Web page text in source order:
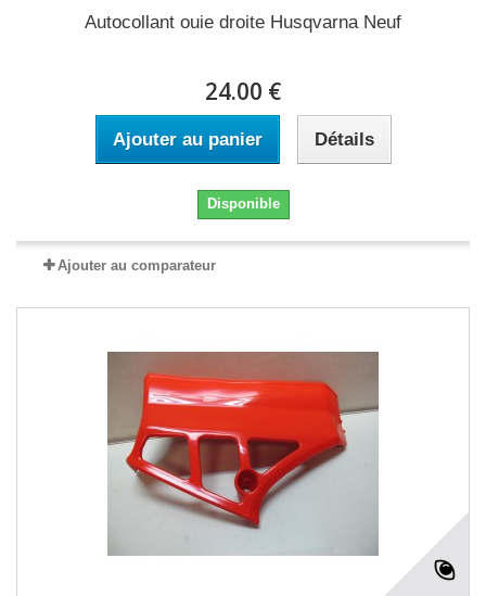
Autocollant ouie droite Husqvarna Neuf
24.00 €
Ajouter au panier Détails
Disponible
Ajouter au comparateur